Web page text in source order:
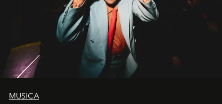
MUSICA